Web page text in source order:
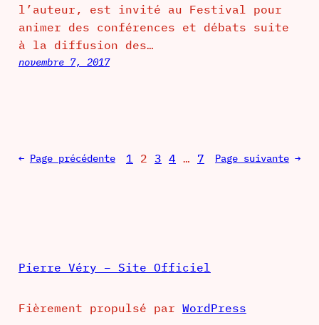
l’auteur, est invité au Festival pour
animer des conférences et débats suite
à la diffusion des…
novembre 7, 2017
← Page précédente 1 2 3 4 … 7 Page suivante →
Pierre Véry – Site Officiel
Fièrement propulsé par WordPress